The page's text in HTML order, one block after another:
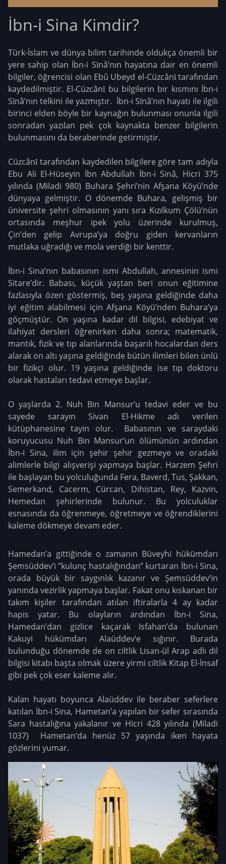
İbn-i Sina Kimdir?
Türk-İslam ve dünya bilim tarihinde oldukça önemli bir
yere sahip olan İbn-i Sȋnâ’nın hayatına dair en önemli
bilgiler, öğrencisi olan Ebû Ubeyd el-Cüzcânȋ tarafından
kaydedilmiştir. El-Cüzcânȋ bu bilgilerin bir kısmını İbn-i
Sȋnâ’nın telkini ile yazmıştır. İbn-i Sȋnâ’nın hayatı ile ilgili
birinci elden böyle bir kaynağın bulunması onunla ilgili
sonradan yazılan pek çok kaynakta benzer bilgilerin
bulunmasını da beraberinde getirmiştir.
Cüzcânȋ tarafından kaydedilen bilgilere göre tam adıyla
Ebu Ali El-Hüseyin İbn Abdullah İbn-i Sinâ, Hicri 375
yılında (Miladi 980) Buhara Şehri’nin Afşana Köyü’nde
dünyaya gelmiştir. O dönemde Buhara, gelişmiş bir
üniversite şehri olmasının yanı sıra Kızılkum Çölü’nün
ortasında meşhur ipek yolu üzerinde kurulmuş,
Çin’den gelip Avrupa’ya doğru giden kervanların
mutlaka uğradığı ve mola verdiği bir kenttir.
İbn-i Sina’nın babasının ismi Abdullah, annesinin ismi
Sitare’dir. Babası, küçük yaştan beri onun eğitimine
fazlasıyla özen göstermiş, beş yaşına geldiğinde daha
iyi eğitim alabilmesi için Afşana Köyü’nden Buhara’ya
göçmüştür. On yaşına kadar dil bilgisi, edebiyat ve
ilahiyat dersleri öğrenirken daha sonra; matematik,
mantık, fizik ve tıp alanlarında başarılı hocalardan ders
alarak on altı yaşına geldiğinde bütün ilimleri bilen ünlü
bir fizikçi olur. 19 yaşına geldiğinde ise tıp doktoru
olarak hastaları tedavi etmeye başlar.
O yaşlarda 2. Nuh Bin Mansur’u tedavi eder ve bu
sayede sarayın Sivan El-Hikme adı verilen
kütüphanesine tayin olur. Babasının ve saraydaki
koruyucusu Nuh Bin Mansur’un ölümünün ardından
İbn-i Sina, ilim için şehir şehir gezmeye ve oradaki
alimlerle bilgi alışverişi yapmaya başlar. Harzem Şehri
ile başlayan bu yolculuğunda Fera, Baverd, Tus, Şakkan,
Semerkand, Cacerm, Cürcan, Dihistan, Rey, Kazvin,
Hemedan şehirlerinde bulunur. Bu yolculuklar
esnasında da öğrenmeye, öğretmeye ve öğrendiklerini
kaleme dökmeye devam eder.
Hamedan’a gittiğinde o zamanın Büveyhi hükümdarı
Şemsüddev’i “kulunç hastalığından” kurtaran İbn-i Sina,
orada büyük bir saygınlık kazanır ve Şemsüddev’in
yanında vezirlik yapmaya başlar. Fakat onu kıskanan bir
takım kişiler tarafından atılan iftiralarla 4 ay kadar
hapis yatar. Bu olayların ardından İbn-i Sina,
Hamedan’dan gizlice kaçarak Isfahan’da bulunan
Kakuyi hükümdarı Alaüddev’e sığınır. Burada
bulunduğu dönemde de on ciltlik Lisan-ül Arap adlı dil
bilgisi kitabı başta olmak üzere yirmi ciltlik Kitap El-İnsaf
gibi pek çok eser kaleme alır.
Kalan hayatı boyunca Alaüddev ile beraber seferlere
katılan İbn-i Sina, Hametan’a yapılan bir sefer sırasında
Sara hastalığına yakalanır ve Hicri 428 yılında (Miladi
1037) Hametan’da henüz 57 yaşında iken hayata
gözlerini yumar.